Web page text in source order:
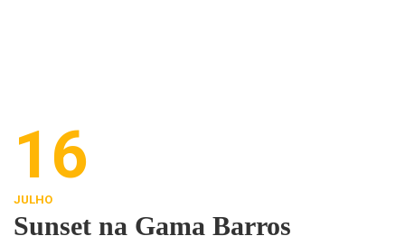
16
JULHO
Sunset na Gama Barros